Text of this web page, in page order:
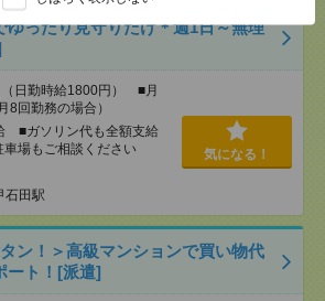
ゆったり見守りだけ＊週1日～無理
（日勤時給1800円） ■月
8回勤務の場合）
■ガソリン代も全額支給
場もご相談ください
石田駅
気になる！
ン！＞高級マンションで買い物代
ート！[派遣]